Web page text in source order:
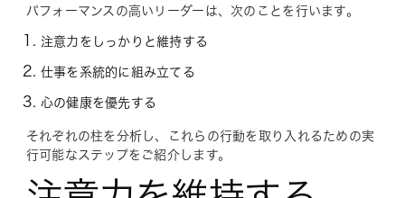
パフォーマンスの高いリーダーは、次のことを行います。
注意力をしっかりと維持する
仕事を系統的に組み立てる
心の健康を優先する
それぞれの柱を分析し、これらの行動を取り入れるための実
行可能なステップをご紹介します。